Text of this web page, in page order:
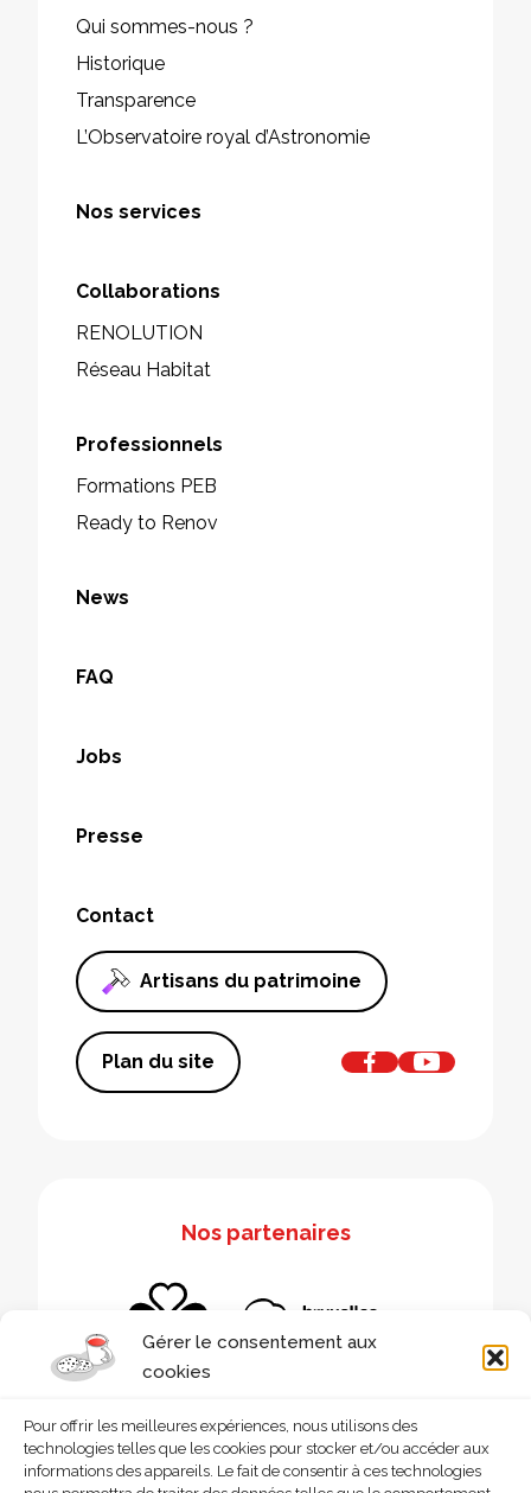
Gérer le consentement aux
cookies
Pour offrir les meilleures expériences, nous utilisons des
technologies telles que les cookies pour stocker et/ou accéder aux
informations des appareils. Le fait de consentir à ces technologies
Qui sommes-nous ?
Historique
Transparence
L’Observatoire royal d’Astronomie
Nos services
Collaborations
RENOLUTION
Réseau Habitat
Professionnels
Formations PEB
Ready to Renov
News
FAQ
Jobs
Presse
Contact
Artisans du patrimoine
Plan du site
Nos partenaires